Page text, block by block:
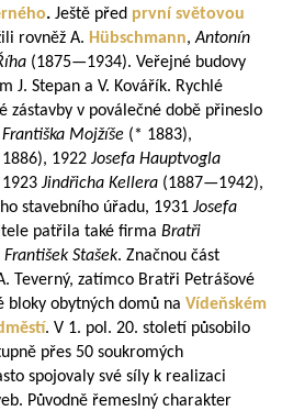
. Ještě před první světovou
rovněž A. Hübschmann, Antonín
(1875—1934). Veřejné budovy
J. Stepan a V. Kovářík. Rychlé
zástavby v poválečné době přineslo
Františka Mojžíše (* 1883),
1922 Josefa Hauptvogla
Jindřicha Kellera (1887—1942),
stavebního úřadu, 1931 Josefa
patřila také firma Bratři
František Stašek. Značnou část
Teverný, zatímco Bratři Petrášové
bloky obytných domů na Vídeňském
. V 1. pol. 20. století působilo
přes 50 soukromých
spojovaly své síly k realizaci
Původně řemeslný charakter